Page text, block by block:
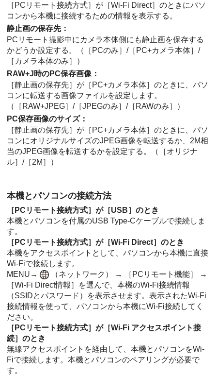
［PCリモート接続方式］ が ［Wi-Fi Direct］ のときにパソ
コンから本機に接続するための情報を表示する。
静止画の保存先：
PCリモート撮影中にカメラ本体側にも静止画を保存する
かどうか設定する。（
［PCのみ］ /［PC+カメラ本体］ /
［カメラ本体のみ］
）
RAW+J時のPC保存画像 ：
［静止画の保存先］ が ［PC+カメラ本体］ のときに、パソ
コンに転送する画像ファイルを設定します。
（
［RAW+JPEG］ /［JPEGのみ］ /［RAWのみ］
）
PC保存画像のサイズ：
［静止画の保存先］ が ［PC+カメラ本体］ のときに、パソ
コンにオリジナルサイズのJPEG画像を転送するか、2M相
当のJPEG画像を転送するかを設定する。（
［オリジナ
ル］ /［2M］ ）
本機とパソコンの接続方法
［PCリモート接続方式］ が［USB］ のとき
本機とパソコンを付属のUSB Type-Cケーブルで接続しま
す。
［PCリモート接続方式］ が［Wi-Fi Direct］のとき
本機をアクセスポイントとして、パソコンから本機に直接
Wi-Fiで接続します。
MENU → （ネットワーク ） → ［PCリモート機能］
→
［Wi-Fi Direct情報］
を選んで、本機のWi-Fi接続情報
（SSIDとパスワード）を表示させます。表示されたWi-Fi
接続情報を使って、パソコンから本機にWi-Fi接続してく
ださい。
［PCリモート接続方式］ が［Wi-Fi アクセスポイント接
続］ のとき
無線アクセスポイントを経由して、本機とパソコンをWi-
Fiで接続します。本機とパソコンのペアリングが必要で
す。